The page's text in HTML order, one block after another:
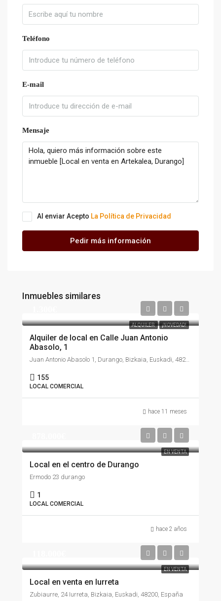
Teléfono
E-mail
Mensaje
Al enviar Acepto La Política de Privacidad
Pedir más información
Inmuebles similares
ALQUILER ¡NOVEDAD!
Alquiler de local en Calle Juan Antonio
Abasolo, 1
Juan Antonio Abasolo 1, Durango, Bizkaia, Euskadi, 48200, España
155
LOCAL COMERCIAL
hace 11 meses
EN VENTA
Local en el centro de Durango
Ermodo 23 durango
1
LOCAL COMERCIAL
hace 2 años
EN VENTA
Local en venta en Iurreta
Zubiaurre, 24 Iurreta, Bizkaia, Euskadi, 48200, España